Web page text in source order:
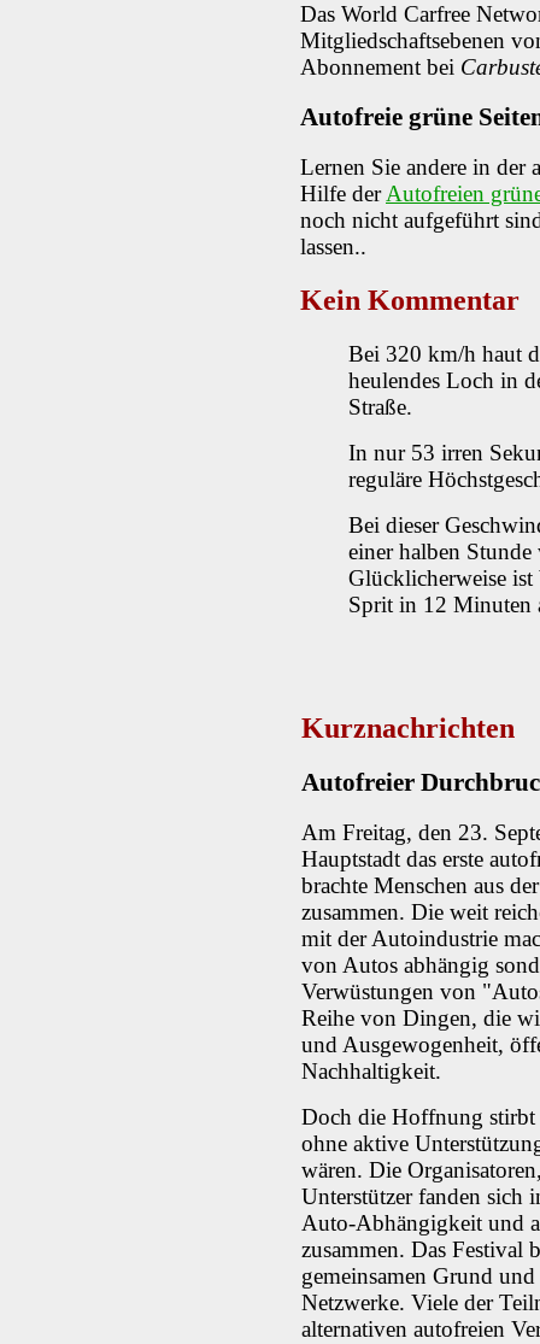
Das World Carfree
Mitgliedschaftsebenen
Abonnement bei
Autofreie grüne
Lernen Sie andere in der
Hilfe derAutofreien
noch nicht aufgeführt
lassen..
Kein Kommentar
Bei 320 km/h haut
heulendes Loch in
Straße.
In nur 53 irren
reguläre
Bei dieser
einer halben
Glücklicherweise
Sprit in 12 Minuten
Kurznachrichten
Autofreier
Am Freitag, den 23.
Hauptstadt das erste
brachte Menschen aus
zusammen. Die weit
mit der Autoindustrie
von Autos abhängig
Verwüstungen von
Reihe von Dingen, die
und Ausgewogenheit,
Nachhaltigkeit.
Doch die Hoffnung stirbt
ohne aktive
wären. Die
Unterstützer fanden sich
Auto-Abhängigkeit und
zusammen. Das Festival
gemeinsamen Grund
Netzwerke. Viele der
alternativen autofreien